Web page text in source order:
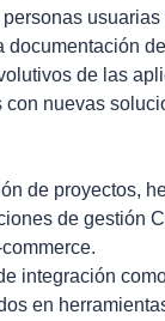
documentación
de las
con nuevas
de proyectos,
de gestión
integración
en